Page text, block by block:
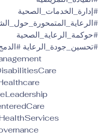
#إدارة_الخدمات_الصحية
#حوكمة_الرعاية_الصحية
#تحسين_جودة_الرعاية